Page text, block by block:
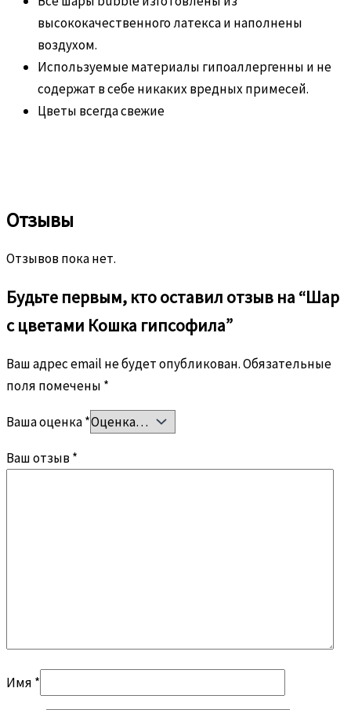
высококачественного латекса и наполнены
воздухом.
Используемые материалы гипоаллергенны и не
содержат в себе никаких вредных примесей.
Цветы всегда свежие
Отзывы
Отзывов пока нет.
Будьте первым, кто оставил отзыв на “Шар
c цветами Кошка гипсофила”
Ваш адрес email не будет опубликован.Обязательные
поля помечены *
Ваша оценка*
Ваш отзыв *
Имя *